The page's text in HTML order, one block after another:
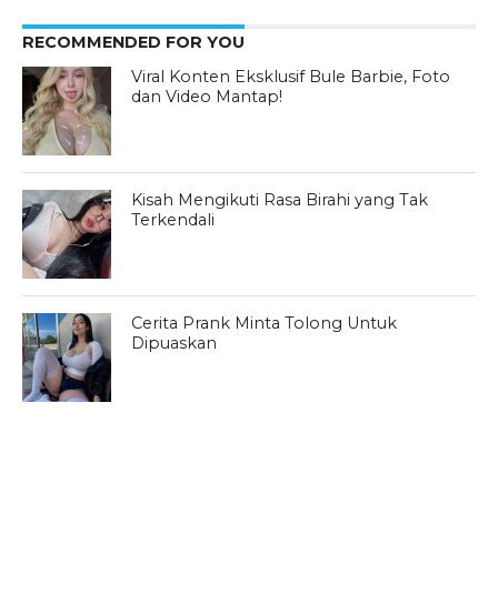
RECOMMENDED FOR YOU
Viral Konten Eksklusif Bule Barbie, Foto
dan Video Mantap!
Kisah Mengikuti Rasa Birahi yang Tak
Terkendali
Cerita Prank Minta Tolong Untuk
Dipuaskan